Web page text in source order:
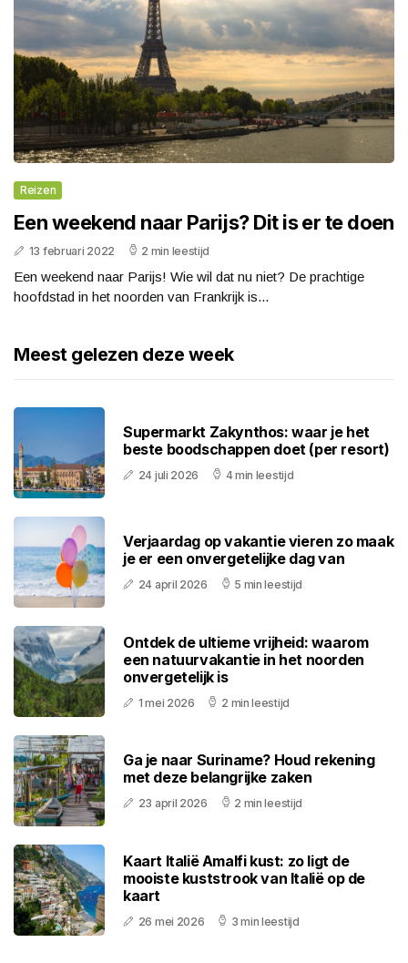
Reizen
Een weekend naar Parijs? Dit is er te doen
13 februari 2022 2 min leestijd
Een weekend naar Parijs! Wie wil dat nu niet? De prachtige
hoofdstad in het noorden van Frankrijk is...
Meest gelezen deze week
Supermarkt Zakynthos: waar je het
beste boodschappen doet (per resort)
24 juli 2026 4 min leestijd
Verjaardag op vakantie vieren zo maak
je er een onvergetelijke dag van
24 april 2026 5 min leestijd
Ontdek de ultieme vrijheid: waarom
een natuurvakantie in het noorden
onvergetelijk is
1 mei 2026 2 min leestijd
Ga je naar Suriname? Houd rekening
met deze belangrijke zaken
23 april 2026 2 min leestijd
Kaart Italië Amalfi kust: zo ligt de
mooiste kuststrook van Italië op de
kaart
26 mei 2026 3 min leestijd